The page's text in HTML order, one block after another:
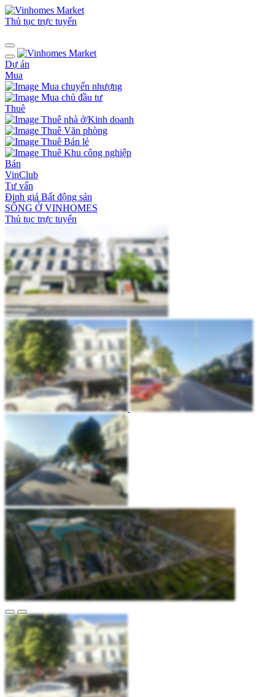
Thủ tục trực tuyến
Dự án
Mua
Mua chuyển nhượng
Mua chủ đầu tư
Thuê
Thuê nhà ở/Kinh doanh
Thuê Văn phòng
Thuê Bán lẻ
Thuê Khu công nghiệp
Bán
VinClub
Tư vấn
Định giá Bất động sản
SỐNG Ở VINHOMES
Thủ tục trực tuyến